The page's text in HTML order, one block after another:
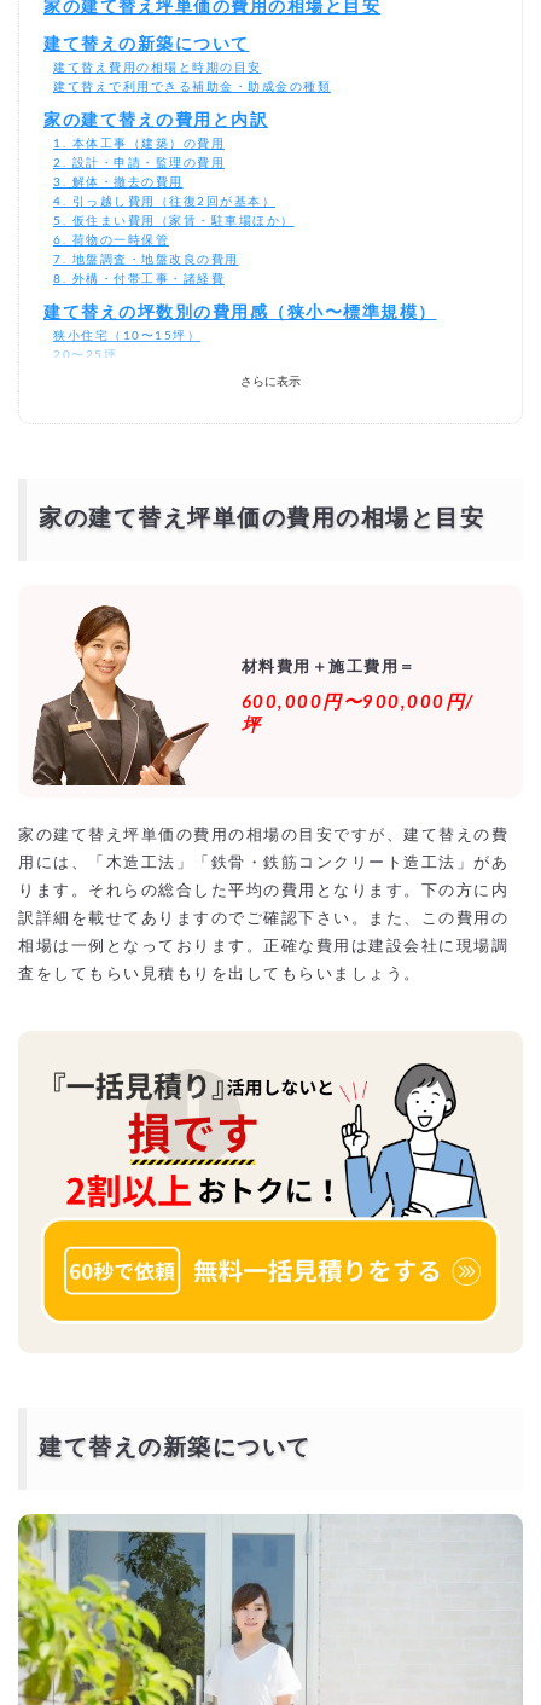
家の建て替え坪単価の費用の相場と目安
建て替えの新築について
建て替え費用の相場と時期の目安
建て替えで利用できる補助金・助成金の種類
家の建て替えの費用と内訳
1. 本体工事（建築）の費用
2. 設計・申請・監理の費用
3. 解体・撤去の費用
4. 引っ越し費用（往復2回が基本）
5. 仮住まい費用（家賃・駐車場ほか）
6. 荷物の一時保管
7. 地盤調査・地盤改良の費用
8. 外構・付帯工事・諸経費
建て替えの坪数別の費用感（狭小〜標準規模）
狭小住宅（10〜15坪）
20〜25坪
30・40・50坪（よく比較される標準規模）
リフォームと建て替え、どちらが安い？
建て替え費用を安く抑える方法
ﾀﾏﾎｰﾑの二世帯住宅の新築施工事例
ﾚｵﾊｳｽのﾛｰｺｽﾄ住宅の新築施工事例
秀光ビルドの二世帯住宅の新築施工事例
ｽｳｪｰﾃﾞﾝﾊｳｽの輸入住宅の新築施工事例
ｾﾙｺﾎｰﾑの輸入住宅の新築施工事例
ｸﾚﾊﾞﾘｰﾎｰﾑの二世帯住宅の新築施工事例
大和ﾊｳｽの平屋住宅の新築施工事例
積水ﾊｳｽの2階建て住宅の新築施工事例
一括見積もり無料サービスで安く建て替えをできる優良会社を探す！
より安価で依頼するには？
さらに表示
家の建て替え坪単価の費用の相場と目安
材料費用＋施工費用＝
600,000円〜900,000円/
坪
家の建て替え坪単価の費用の相場の目安ですが、建て替えの費
用には、「木造工法」「鉄骨・鉄筋コンクリート造工法」があ
ります。それらの総合した平均の費用となります。下の方に内
訳詳細を載せてありますのでご確認下さい。また、この費用の
相場は一例となっております。正確な費用は建設会社に現場調
査をしてもらい見積もりを出してもらいましょう。
建て替えの新築について